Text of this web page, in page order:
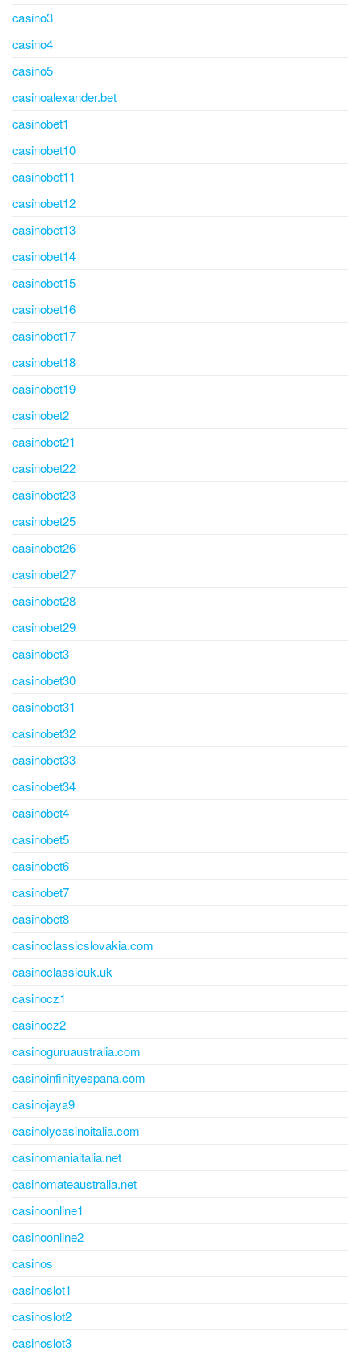
casino3
casino4
casino5
casinoalexander.bet
casinobet1
casinobet10
casinobet11
casinobet12
casinobet13
casinobet14
casinobet15
casinobet16
casinobet17
casinobet18
casinobet19
casinobet2
casinobet21
casinobet22
casinobet23
casinobet25
casinobet26
casinobet27
casinobet28
casinobet29
casinobet3
casinobet30
casinobet31
casinobet32
casinobet33
casinobet34
casinobet4
casinobet5
casinobet6
casinobet7
casinobet8
casinoclassicslovakia.com
casinoclassicuk.uk
casinocz1
casinocz2
casinoguruaustralia.com
casinoinfinityespana.com
casinojaya9
casinolycasinoitalia.com
casinomaniaitalia.net
casinomateaustralia.net
casinoonline1
casinoonline2
casinos
casinoslot1
casinoslot2
casinoslot3